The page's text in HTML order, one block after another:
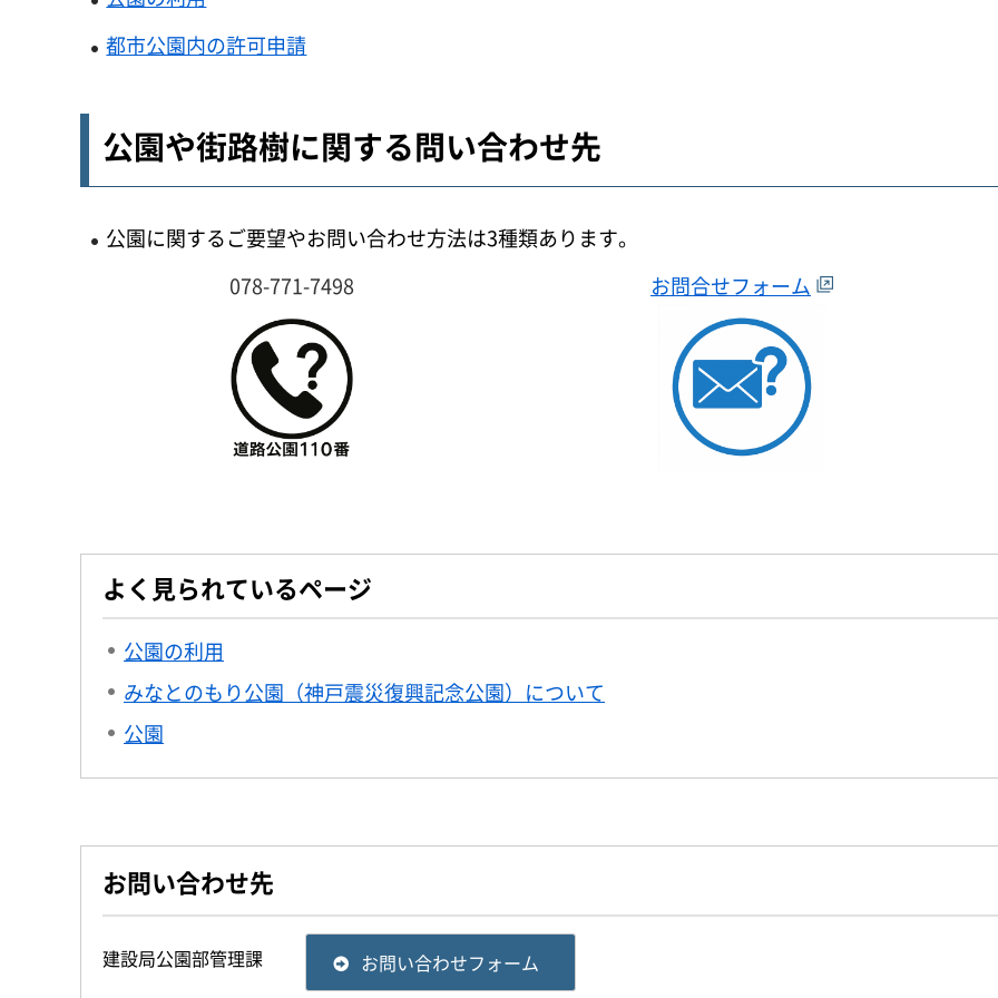
都市公園内の許可申請
公園や街路樹に関する問い合わせ先
公園に関するご要望やお問い合わせ方法は3種類あります。
078-771-7498
お問合せフォーム
よく見られているページ
公園の利用
みなとのもり公園（神戸震災復興記念公園）について
公園
お問い合わせ先
建設局公園部管理課 お問い合わせフォーム